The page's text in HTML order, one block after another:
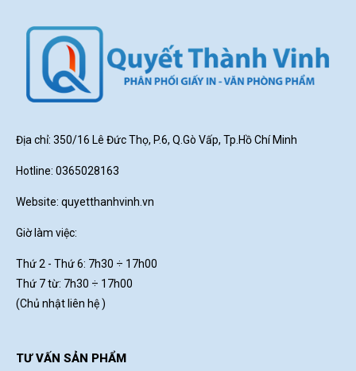
Địa chỉ: 350/16 Lê Đức Thọ, P.6, Q.Gò Vấp, Tp.Hồ Chí Minh
Hotline: 0365028163
Website: quyetthanhvinh.vn
Giờ làm việc:
Thứ 2 - Thứ 6: 7h30 ÷ 17h00
Thứ 7 từ: 7h30 ÷ 17h00
(Chủ nhật liên hệ )
TƯ VẤN SẢN PHẨM